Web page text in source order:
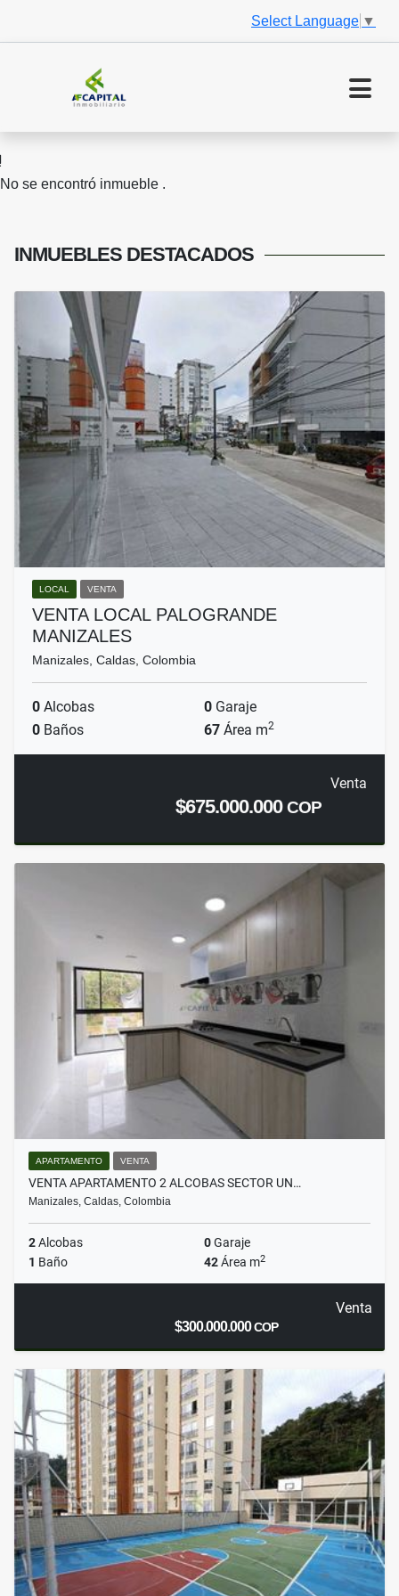
Select Language ▼
No se encontró inmueble .
INMUEBLES DESTACADOS
LOCAL VENTA
VENTA LOCAL PALOGRANDE
MANIZALES
Manizales, Caldas, Colombia
0 Alcobas 0 Garaje
0 Baños 67 Área m2
Venta
$675.000.000COP
APARTAMENTO VENTA
VENTA APARTAMENTO 2 ALCOBAS SECTOR UN…
Manizales, Caldas, Colombia
2Alcobas 0Garaje
1 Baño 42Área m2
Venta
$300.000.000COP